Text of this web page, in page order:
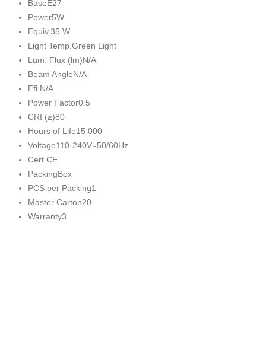
BaseE27
Power5W
Equiv.35 W
Light Temp. Green Light
Lum. Flux (lm)N/A
Beam AngleN/A
Efi. N/A
Power Factor0.5
CRI (≥)80
Hours of Life15 000
Voltage110-240V ̴ 50/60Hz
Cert. CE
PackingBox
PCS per Packing1
Master Carton20
Warranty3